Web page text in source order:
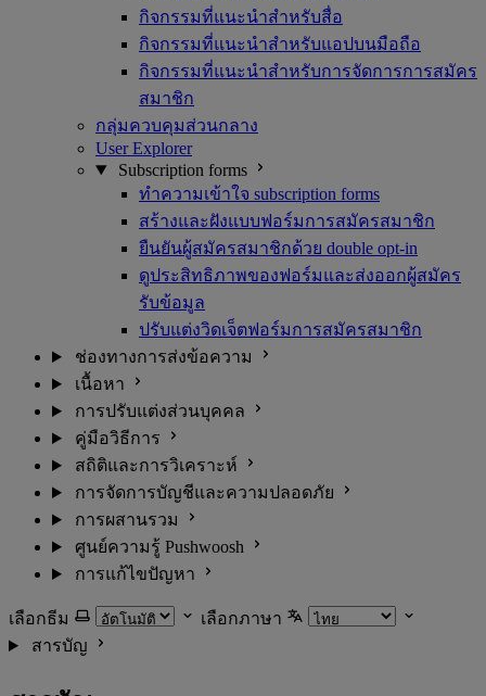
กิจกรรมที่แนะนำสำหรับสื่อ
กิจกรรมที่แนะนำสำหรับแอปบนมือถือ
กิจกรรมที่แนะนำสำหรับการจัดการการสมัคร
สมาชิก
กลุ่มควบคุมส่วนกลาง
User Explorer
Subscription forms
ทำความเข้าใจ subscription forms
สร้างและฝังแบบฟอร์มการสมัครสมาชิก
ยืนยันผู้สมัครสมาชิกด้วย double opt-in
ดูประสิทธิภาพของฟอร์มและส่งออกผู้สมัคร
รับข้อมูล
ปรับแต่งวิดเจ็ตฟอร์มการสมัครสมาชิก
ช่องทางการส่งข้อความ
เนื้อหา
การปรับแต่งส่วนบุคคล
คู่มือวิธีการ
สถิติและการวิเคราะห์
การจัดการบัญชีและความปลอดภัย
การผสานรวม
ศูนย์ความรู้ Pushwoosh
การแก้ไขปัญหา
เลือกธีม
เลือกภาษา
สารบัญ